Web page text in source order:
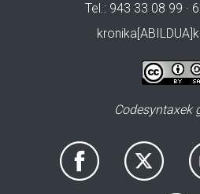
Tel.: 943 33 08 99 ·
Codesyntaxek